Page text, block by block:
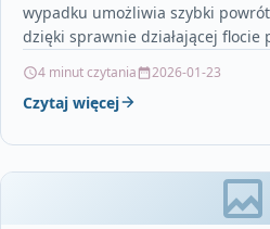
wypadku umożliwia szybki
dzięki sprawnie działającej flocie
4 minut czytania 2026-01-23
Czytaj więcej